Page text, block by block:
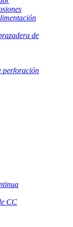
de
perforación
CC